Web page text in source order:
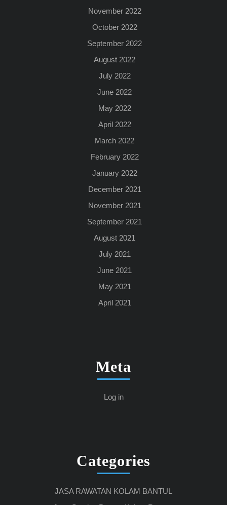
November 2022
October 2022
September 2022
August 2022
July 2022
June 2022
May 2022
April 2022
March 2022
February 2022
January 2022
December 2021
November 2021
September 2021
August 2021
July 2021
June 2021
May 2021
April 2021
Meta
Log in
Categories
JASA RAWATAN KOLAM BANTUL